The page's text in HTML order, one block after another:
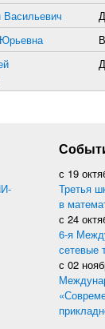
Васильевич
с 19
Третья
в
с 24
6-я
сетевые
с 02